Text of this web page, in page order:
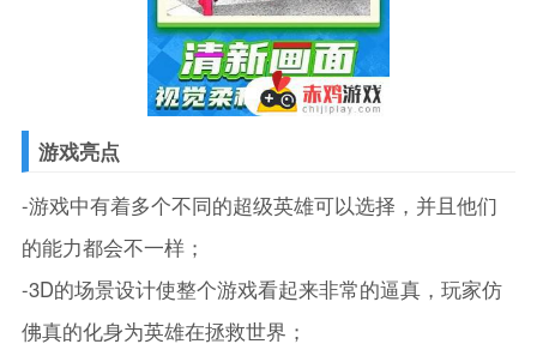
游戏亮点
-游戏中有着多个不同的超级英雄可以选择，并且他们
的能力都会不一样；
-3D的场景设计使整个游戏看起来非常的逼真，玩家仿
佛真的化身为英雄在拯救世界；